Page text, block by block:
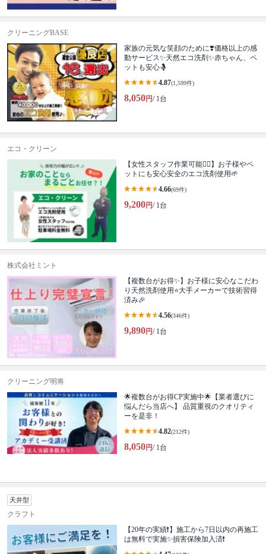
クリーニングBASE
家族の元気な笑顔のために❣️価格以上の感
動サービス✨天然エコ洗剤✨赤ちゃん、ペ
ットも安心🤱
4.87(1,599件)
8,050円/ 1台
エコ・クリーン
【女性スタッフ作業可能🙆‍♀️】お子様やペ
ットにも安心安全のエコ洗剤使用🌱
4.66(69件)
9,200円/ 1台
株式会社ミント
【複数台がお得✨】お子様に安心なこだわ
り天然洗剤使用⭐大手メーカーで技術習得
済み🎉
4.56(346件)
9,890円/ 1台
クリーニング明将
🌟複数台がお得CP実施中🌟【業者選びに
悩んだら当店へ】 品質重視のクオリティ
ーを是非！
4.82(212件)
8,050円/ 1台
天井型
クラフト
【20年の実績❗️】施工から7日以内の再施工
は無料で実施✨損害保険加入済❗️